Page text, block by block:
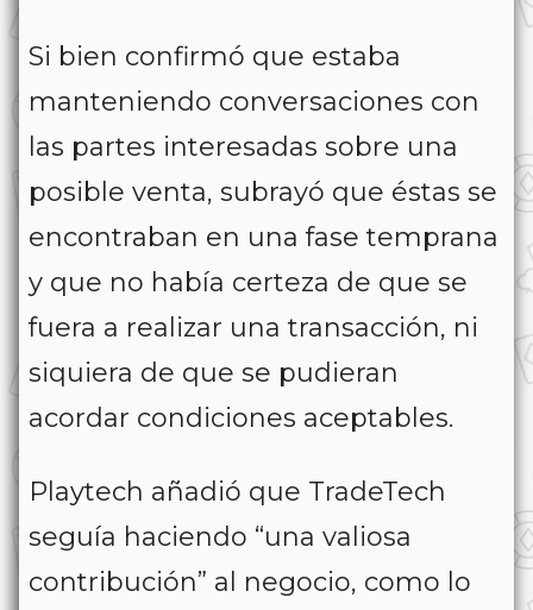
Si bien confirmó que estaba
manteniendo conversaciones con
las partes interesadas sobre una
posible venta, subrayó que éstas se
encontraban en una fase temprana
y que no había certeza de que se
fuera a realizar una transacción, ni
siquiera de que se pudieran
acordar condiciones aceptables.
Playtech añadió que TradeTech
seguía haciendo “una valiosa
contribución” al negocio, como lo